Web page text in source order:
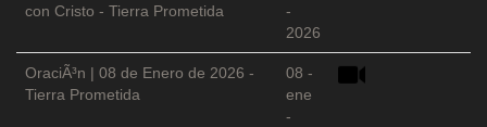
con Cristo - Tierra Prometida
-
2026
OraciÃ³n | 08 de Enero de 2026 -
Tierra Prometida
08 -
ene
-